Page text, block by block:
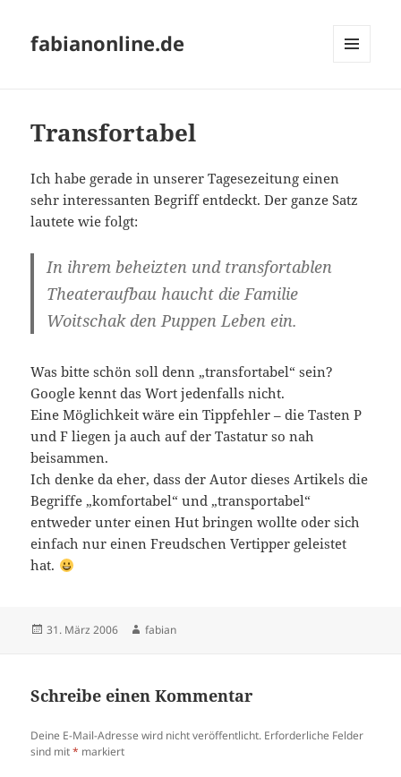
fabianonline.de
Transfortabel
Ich habe gerade in unserer Tagesezeitung einen
sehr interessanten Begriff entdeckt. Der ganze Satz
lautete wie folgt:
In ihrem beheizten und transfortablen
Theateraufbau haucht die Familie
Woitschak den Puppen Leben ein.
Was bitte schön soll denn „transfortabel“ sein?
Google kennt das Wort jedenfalls nicht.
Eine Möglichkeit wäre ein Tippfehler – die Tasten P
und F liegen ja auch auf der Tastatur so nah
beisammen.
Ich denke da eher, dass der Autor dieses Artikels die
Begriffe „komfortabel“ und „transportabel“
entweder unter einen Hut bringen wollte oder sich
einfach nur einen Freudschen Vertipper geleistet
hat.
Veröffentlicht
31. März 2006 Autor
fabian
Schreibe einen Kommentar
Deine E-Mail-Adresse wird nicht veröffentlicht. Erforderliche Felder
sind mit* markiert